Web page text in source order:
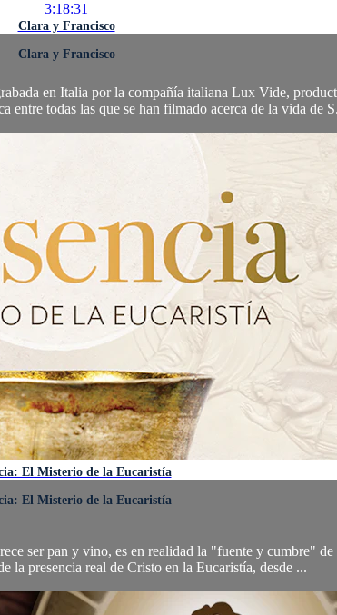
3:18:31
Clara y Francisco
Clara y Francisco
en Italia por la compañía italiana Lux Vide,
entre todas las que se han filmado acerca de la vida de
El Misterio de la Eucaristía
El Misterio de la Eucaristía
ser pan y vino, es en realidad la "fuente y cumbre"
la presencia real de Cristo en la Eucaristía, desde ...